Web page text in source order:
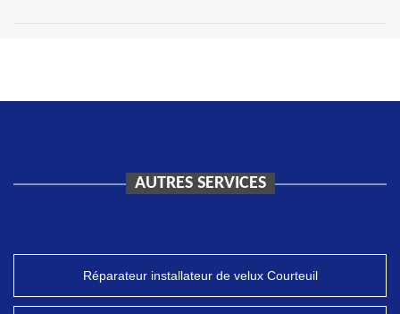
AUTRES SERVICES
Réparateur installateur de velux Courteuil